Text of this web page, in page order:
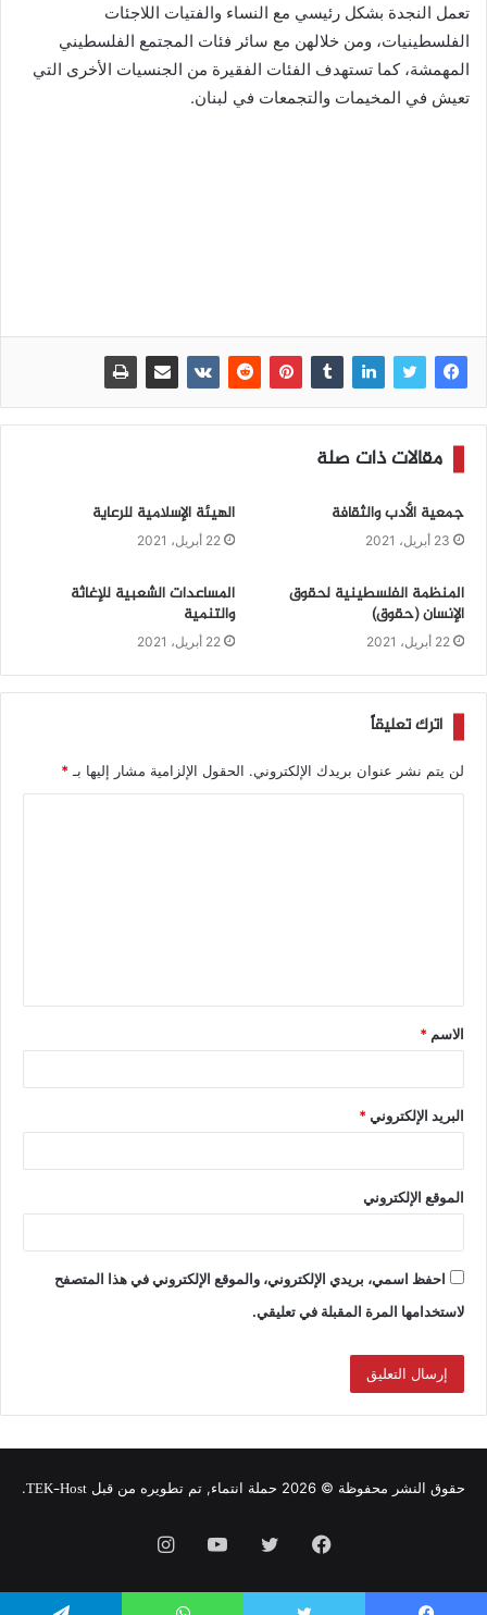
تعمل النجدة بشكل رئيسي مع النساء والفتيات اللاجئات
الفلسطينيات، ومن خلالهن مع سائر فئات المجتمع الفلسطيني
المهمشة، كما تستهدف الفئات الفقيرة من الجنسيات الأخرى التي
تعيش في المخيمات والتجمعات في لبنان.
مقالات ذات صلة
جمعية الأدب والثقافة
23 أبريل، 2021
الهيئة الإسلامية للرعاية
22 أبريل، 2021
المنظمة الفلسطينية لحقوق
الإنسان (حقوق)
22 أبريل، 2021
المساعدات الشعبية للإغاثة
والتنمية
22 أبريل، 2021
اترك تعليقاً
لن يتم نشر عنوان بريدك الإلكتروني. الحقول الإلزامية مشار إليها بـ*
الاسم *
البريد الإلكتروني*
الموقع الإلكتروني
احفظ اسمي، بريدي الإلكتروني، والموقع الإلكتروني في هذا المتصفح
لاستخدامها المرة المقبلة في تعليقي.
حقوق النشر محفوظة © 2026 حملة انتماء, تم تطويره من قبل TEK-Host
.
فيسبوك تويتر يوتيوبانستقرام